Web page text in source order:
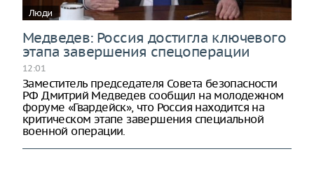
Люди
Медведев: Россия достигла ключевого
этапа завершения спецоперации
12:01
Заместитель председателя Совета безопасности
РФ Дмитрий Медведев сообщил на молодежном
форуме «Гвардейск», что Россия находится на
критическом этапе завершения специальной
военной операции.